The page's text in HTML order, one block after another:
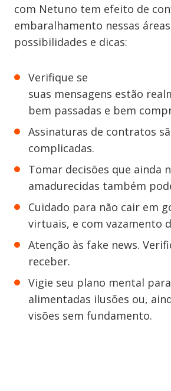
com Netuno tem efeito de
embaralhamento nessas
possibilidades e dicas:
Verifique se
suas mensagens estão
bem passadas e bem
Assinaturas de contratos
complicadas.
Tomar decisões que ainda
amadurecidas também
Cuidado para não cair em
virtuais, e com vazamento
Atenção às fake news.
receber.
Vigie seu plano mental
alimentadas ilusões ou,
visões sem fundamento.